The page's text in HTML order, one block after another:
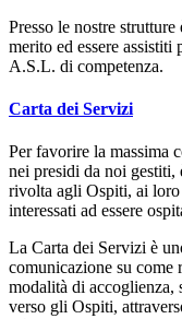
Presso le nostre
merito ed essere
A.S.L. di competenza.
Carta dei Servizi
Per favorire la massima
nei presidi da noi gestiti,
rivolta agli Ospiti, ai
interessati ad essere
La Carta dei Servizi è
comunicazione su come
modalità di
verso gli Ospiti,